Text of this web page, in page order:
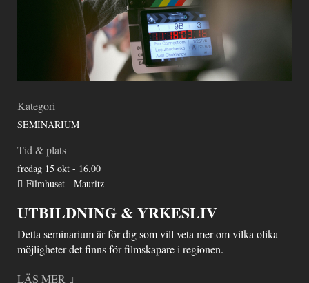
Kategori
SEMINARIUM
Tid & plats
fredag 15 okt - 16.00
Filmhuset - Mauritz
UTBILDNING & YRKESLIV
Detta seminarium är för dig som vill veta mer om vilka olika
möjligheter det finns för filmskapare i regionen.
LÄS MER